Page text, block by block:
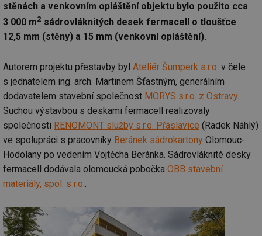
stěnách a venkovním opláštění objektu bylo použito cca
3 000 m2 sádrovláknitých desek fermacell o tloušťce
12,5 mm (stěny) a 15 mm (venkovní opláštění).
Autorem projektu přestavby byl Ateliér Šumperk s.r.o. v čele
s jednatelem ing. arch. Martinem Šťastným, generálním
dodavatelem stavební společnost MORYS s.r.o. z Ostravy.
Suchou výstavbou s deskami fermacell realizovaly
společnosti RENOMONT služby s.r.o. Přáslavice (Radek Náhlý)
ve spolupráci s pracovníky Beránek sádrokartony Olomouc-
Hodolany po vedením Vojtěcha Beránka. Sádrovláknité desky
fermacell dodávala olomoucká pobočka OBB stavební
materiály, spol. s r.o..